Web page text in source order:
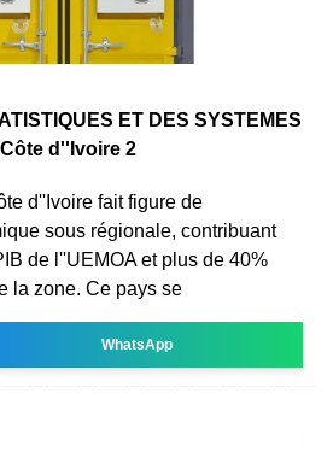
ET DES SYSTEMES
d''Ivoire 2
d''Ivoire fait figure de
sous régionale, contribuant
de l''UEMOA et plus de 40%
la zone. Ce pays se
WhatsApp